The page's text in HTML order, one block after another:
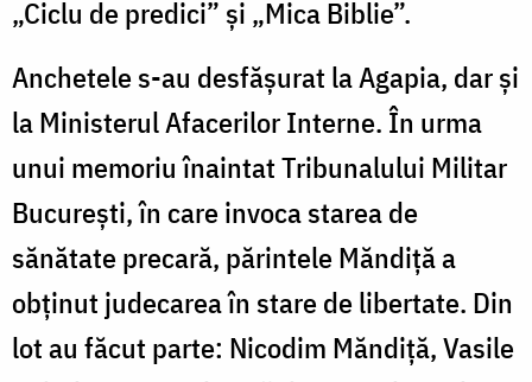
„Ciclu de predici” și „Mica Biblie”.
Anchetele s-au desfășurat la Agapia, dar și
la Ministerul Afacerilor Interne. În urma
unui memoriu înaintat Tribunalului Militar
București, în care invoca starea de
sănătate precară, părintele Măndiță a
obținut judecarea în stare de libertate. Din
lot au făcut parte: Nicodim Măndiță, Vasile